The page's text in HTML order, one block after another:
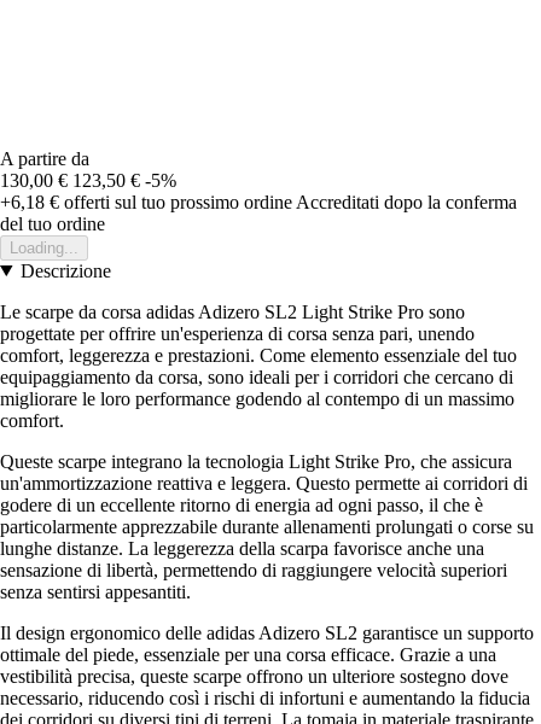
A partire da
130,00 € 123,50 € -5%
+6,18 € offerti sul tuo prossimo ordine Accreditati dopo la conferma
del tuo ordine
Loading...
Descrizione
Le scarpe da corsa adidas Adizero SL2 Light Strike Pro sono
progettate per offrire un'esperienza di corsa senza pari, unendo
comfort, leggerezza e prestazioni. Come elemento essenziale del tuo
equipaggiamento da corsa, sono ideali per i corridori che cercano di
migliorare le loro performance godendo al contempo di un massimo
comfort.
Queste scarpe integrano la tecnologia Light Strike Pro, che assicura
un'ammortizzazione reattiva e leggera. Questo permette ai corridori di
godere di un eccellente ritorno di energia ad ogni passo, il che è
particolarmente apprezzabile durante allenamenti prolungati o corse su
lunghe distanze. La leggerezza della scarpa favorisce anche una
sensazione di libertà, permettendo di raggiungere velocità superiori
senza sentirsi appesantiti.
Il design ergonomico delle adidas Adizero SL2 garantisce un supporto
ottimale del piede, essenziale per una corsa efficace. Grazie a una
vestibilità precisa, queste scarpe offrono un ulteriore sostegno dove
necessario, riducendo così i rischi di infortuni e aumentando la fiducia
dei corridori su diversi tipi di terreni. La tomaia in materiale traspirante